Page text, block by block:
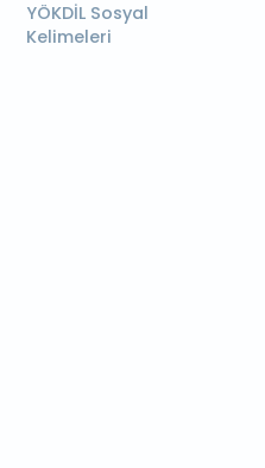
YÖKDİL Sosyal
Kelimeleri